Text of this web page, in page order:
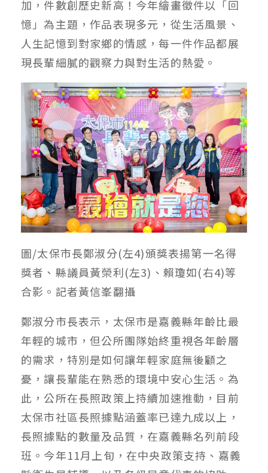
加，件數創歷史新高！今年繪畫徵件以「回
憶」為主題，作品表現多元，從生活風景、
人生記憶到對家鄉的情感，每一件作品都展
現長輩細膩的觀察力與對生活的熱愛。
圖/太保市長鄭淑分(左4)頒獎表揚第一名得
獎者、縣議員黃榮利(左3)、賴瓊如(右4)等
合影。記者黃信峯翻攝
鄭淑分市長表示，太保市是嘉義縣年齡比最
年輕的城市，但公所團隊始終重視各年齡層
的需求，特別是如何讓年輕家庭無後顧之
憂，讓長輩能在熟悉的環境中安心生活。為
此，公所在長照政策上持續加速推動，目前
太保市社區長照據點涵蓋率已達九成以上，
長照據點的數量及品質，在嘉義縣名列前段
班。今年11月上旬，在中央政策支持、嘉義